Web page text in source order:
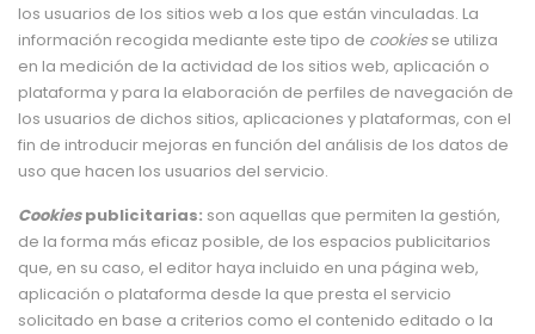
los usuarios de los sitios web a los que están vinculadas. La
información recogida mediante este tipo de cookiesse utiliza
en la medición de la actividad de los sitios web, aplicación o
plataforma y para la elaboración de perfiles de navegación de
los usuarios de dichos sitios, aplicaciones y plataformas, con el
fin de introducir mejoras en función del análisis de los datos de
uso que hacen los usuarios del servicio.
Cookiespublicitarias: son aquellas que permiten la gestión,
de la forma más eficaz posible, de los espacios publicitarios
que, en su caso, el editor haya incluido en una página web,
aplicación o plataforma desde la que presta el servicio
solicitado en base a criterios como el contenido editado o la